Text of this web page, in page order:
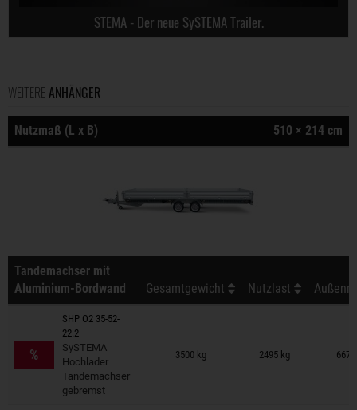
STEMA - Der neue SySTEMA Trailer.
WEITERE ANHÄNGER
Nutzmaß (L x B) 510 × 214 cm
Tandemachser mit
Aluminium-Bordwand
Gesamtgewicht Nutzlast
%
SHP O2 35-52-
22.2
SySTEMA
Hochlader
Tandemachser
gebremst
3500 kg 2495 kg 667
Anhänger auf Merkzettel